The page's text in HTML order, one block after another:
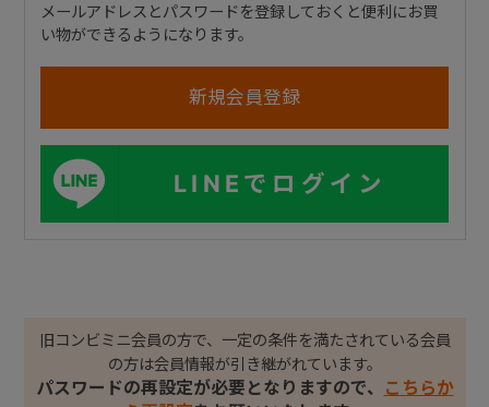
メールアドレスとパスワードを登録しておくと便利にお買
い物ができるようになります。
LINEでログイン
旧コンビミニ会員の方で、一定の条件を満たされている会員
の方は会員情報が引き継がれています。
パスワードの再設定が必要となりますので、
こちらか